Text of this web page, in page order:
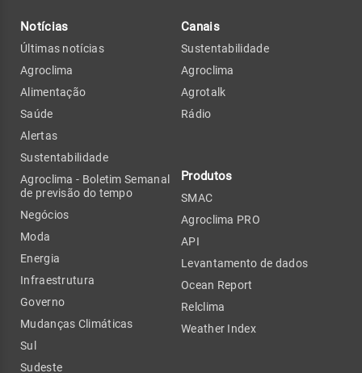
Notícias
Últimas notícias
Agroclima
Alimentação
Saúde
Alertas
Sustentabilidade
Agroclima - Boletim Semanal
de previsão do tempo
Negócios
Moda
Energia
Infraestrutura
Governo
Mudanças Climáticas
Sul
Sudeste
Canais
Sustentabilidade
Agroclima
Agrotalk
Rádio
Produtos
SMAC
Agroclima PRO
API
Levantamento de dados
Ocean Report
Relclima
Weather Index